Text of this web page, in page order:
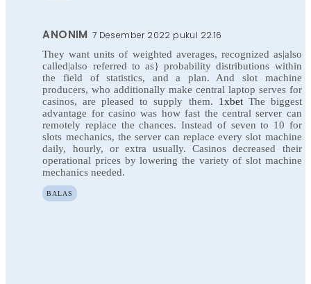
ANONIM 7 Desember 2022 pukul 22.16
They want units of weighted averages, recognized as|also
called|also referred to as} probability distributions within
the field of statistics, and a plan. And slot machine
producers, who additionally make central laptop serves for
casinos, are pleased to supply them. 1xbetThe biggest
advantage for casino was how fast the central server can
remotely replace the chances. Instead of seven to 10 for
slots mechanics, the server can replace every slot machine
daily, hourly, or extra usually. Casinos decreased their
operational prices by lowering the variety of slot machine
mechanics needed.
BALAS